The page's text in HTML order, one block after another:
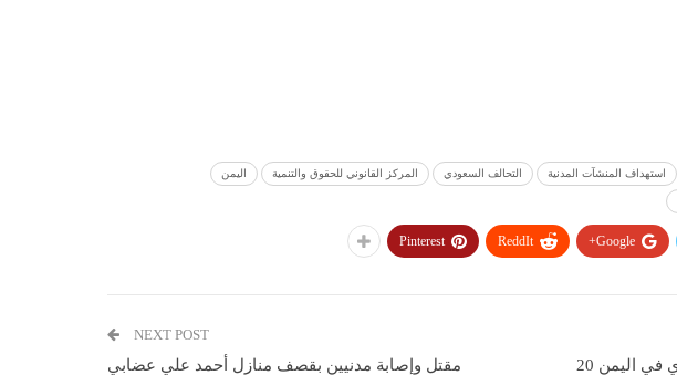
استهداف المنشآت المدنية التحالف السعودي المركز القانوني للحقوق والتنمية اليمن
Google+
ReddIt
Pinterest
إحصائية أولية لإنتهاكات التحالف السعودي في اليمن 20
NEXT POST
مقتل وإصابة مدنيين بقصف منازل أحمد علي عضابي